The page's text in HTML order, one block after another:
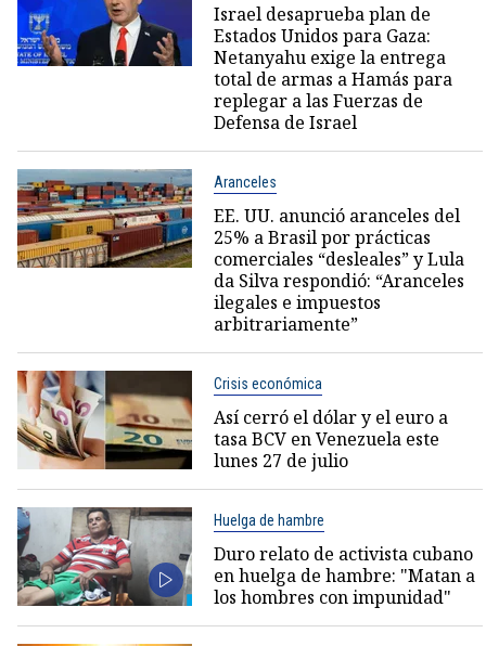
Israel desaprueba plan de
Estados Unidos para Gaza:
Netanyahu exige la entrega
total de armas a Hamás para
replegar a las Fuerzas de
Defensa de Israel
Aranceles
EE. UU. anunció aranceles del
25% a Brasil por prácticas
comerciales “desleales” y Lula
da Silva respondió: “Aranceles
ilegales e impuestos
arbitrariamente”
Crisis económica
Así cerró el dólar y el euro a
tasa BCV en Venezuela este
lunes 27 de julio
Huelga de hambre
Duro relato de activista cubano
en huelga de hambre: "Matan a
los hombres con impunidad"